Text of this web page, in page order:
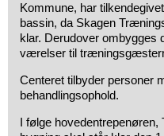
Kommune, har
bassin, da Skagen
klar. Derudover ombygges
værelser til
Centeret tilbyder personer
behandlingsophold.
I følge hovedentrepenøren,